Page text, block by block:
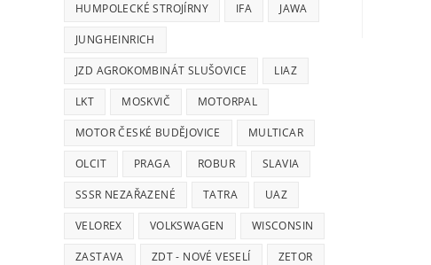
HUMPOLECKÉ STROJÍRNY IFA JAWA
JUNGHEINRICH
JZD AGROKOMBINÁT SLUŠOVICE LIAZ
LKT MOSKVIČ MOTORPAL
MOTOR ČESKÉ BUDĚJOVICE MULTICAR
OLCIT PRAGA ROBUR SLAVIA
SSSR NEZAŘAZENÉ TATRA UAZ
VELOREX VOLKSWAGEN WISCONSIN
ZASTAVA ZDT - NOVÉ VESELÍ ZETOR